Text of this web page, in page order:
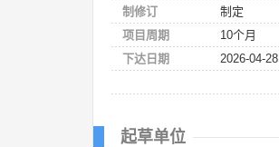
制修订
制定
项目周期
10个月
下达日期
2026-04-28
起草单位